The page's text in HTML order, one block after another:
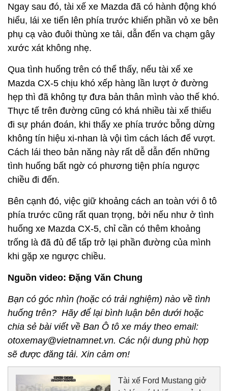
Ngay sau đó, tài xế xe Mazda đã có hành động khó
hiểu, lái xe tiến lên phía trước khiến phần vỏ xe bên
phụ cạ vào đuôi thùng xe tải, dẫn đến va chạm gây
xước xát không nhẹ.
Qua tình huống trên có thể thấy, nếu tài xế xe
Mazda CX-5 chịu khó xếp hàng lần lượt ở đường
hẹp thì đã không tự đưa bản thân mình vào thế khó.
Thực tế trên đường cũng có khá nhiều tài xế thiếu
đi sự phán đoán, khi thấy xe phía trước bỗng dừng
không tín hiệu xi-nhan là vội tìm cách lách để vượt.
Cách lái theo bản năng này rất dễ dẫn đến những
tình huống bất ngờ có phương tiện phía ngược
chiều đi đến.
Bên cạnh đó, việc giữ khoảng cách an toàn với ô tô
phía trước cũng rất quan trọng, bởi nếu như ở tình
huống xe Mazda CX-5, chỉ cần có thêm khoảng
trống là đã đủ để tấp trở lại phần đường của mình
khi gặp xe ngược chiều.
Nguồn video: Đặng Văn Chung
Bạn có góc nhìn (hoặc có trải nghiệm) nào về tình
huống trên? Hãy để lại bình luận bên dưới hoặc
chia sẻ bài viết về Ban Ô tô xe máy theo email:
otoxemay@vietnamnet.vn. Các nội dung phù hợp
sẽ được đăng tải. Xin cảm ơn!
Tài xế Ford Mustang giở